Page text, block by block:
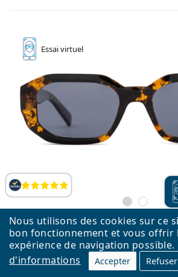
Nous utilisons des cookies sur ce
bon fonctionnement et vous offrir
expérience de navigation possible.
d'informations
Accepter Refuser
Évaluation
Essaivirtuel
Meller Kessie Tigris
42,99 €